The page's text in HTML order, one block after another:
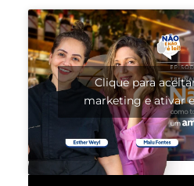
Clique para
marketing e ativar